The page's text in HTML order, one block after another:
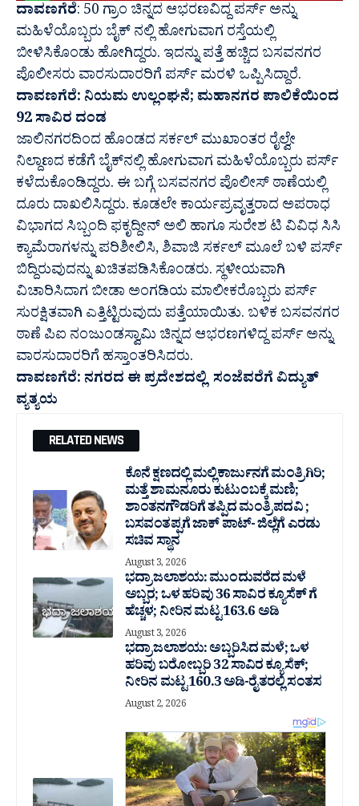
ದಾವಣಗೆರೆ: 50 ಗ್ರಾಂ ಚಿನ್ನದ ಆಭರಣವಿದ್ದ ಪರ್ಸ್ ಅನ್ನು
ಮಹಿಳೆಯೊಬ್ಬರು ಬೈಕ್ ನಲ್ಲಿ ಹೋಗುವಾಗ ರಸ್ತೆಯಲ್ಲಿ
ಬೀಳಿಸಿಕೊಂಡು ಹೋಗಿದ್ದರು.‌ ಇದನ್ನು ಪತ್ತೆ ಹಚ್ಚಿದ ಬಸವನಗರ
ಪೊಲೀಸರು ವಾರಸುದಾರರಿಗೆ ಪರ್ಸ್ ಮರಳಿ ಒಪ್ಪಿಸಿದ್ದಾರೆ.
ದಾವಣಗೆರೆ: ನಿಯಮ ಉಲ್ಲಂಘನೆ; ಮಹಾನಗರ ಪಾಲಿಕೆಯಿಂದ
92 ಸಾವಿರ ದಂಡ
ಜಾಲಿನಗರದಿಂದ ಹೊಂಡದ ಸರ್ಕಲ್ ಮುಖಾಂತರ ರೈಲ್ವೇ
ನಿಲ್ದಾಣದ ಕಡೆಗೆ ಬೈಕ್‌ನಲ್ಲಿ ಹೋಗುವಾಗ ಮಹಿಳೆಯೊಬ್ಬರು ಪರ್ಸ್
ಕಳೆದುಕೊಂಡಿದ್ದರು. ಈ ಬಗ್ಗೆ ಬಸವನಗರ ಪೊಲೀಸ್ ಠಾಣೆಯಲ್ಲಿ
ದೂರು ದಾಖಲಿಸಿದ್ದರು. ಕೂಡಲೇ ಕಾರ್ಯಪ್ರವೃತ್ತರಾದ ಅಪರಾಧ
ವಿಭಾಗದ ಸಿಬ್ಬಂದಿ ಫಕೃದ್ದೀನ್ ಅಲಿ ಹಾಗೂ ಸುರೇಶ ಟಿ ವಿವಿಧ ಸಿಸಿ
ಕ್ಯಾಮೆರಾಗಳನ್ನು ಪರಿಶೀಲಿಸಿ, ಶಿವಾಜಿ ಸರ್ಕಲ್ ಮೂಲೆ ಬಳಿ ಪರ್ಸ್
ಬಿದ್ದಿರುವುದನ್ನು ಖಚಿತಪಡಿಸಿಕೊಂಡರು. ಸ್ಥಳೀಯವಾಗಿ
ವಿಚಾರಿಸಿದಾಗ ಬೀಡಾ ಅಂಗಡಿಯ ಮಾಲೀಕರೊಬ್ಬರು ಪರ್ಸ್
ಸುರಕ್ಷಿತವಾಗಿ ಎತ್ತಿಟ್ಟಿರುವುದು ಪತ್ತೆಯಾಯಿತು. ಬಳಿಕ ಬಸವನಗರ
ಠಾಣೆ ಪಿಐ ನಂಜುಂಡಸ್ವಾಮಿ ಚಿನ್ನದ ಆಭರಣಗಳಿದ್ದ ಪರ್ಸ್ ಅನ್ನು
ವಾರಸುದಾರರಿಗೆ ಹಸ್ತಾಂತರಿಸಿದರು.
ದಾವಣಗೆರೆ: ನಗರದ ಈ ಪ್ರದೇಶದಲ್ಲಿ ಸಂಜೆ‌ವರೆಗೆ ವಿದ್ಯುತ್
ವ್ಯತ್ಯಯ
RELATED NEWS
ಕೊನೆ ಕ್ಷಣದಲ್ಲಿ ಮಲ್ಲಿಕಾರ್ಜುನಗೆ ಮಂತ್ರಿಗಿರಿ;
ಮತ್ತೆ ಶಾಮನೂರು ಕುಟುಂಬಕ್ಕೆ ಮಣಿ;
ಶಾಂತನಗೌಡರಿಗೆ ತಪ್ಪಿದ ಮಂತ್ರಿ ಪದವಿ ;
ಬಸವಂತಪ್ಪಗೆ ಜಾಕ್ ಪಾಟ್- ಜಿಲ್ಲೆಗೆ ಎರಡು
ಸಚಿವ ಸ್ಥಾನ
August 3, 2026
ಭದ್ರಾ ಜಲಾಶಯ: ಮುಂದುವರೆದ ಮಳೆ
ಅಬ್ಬರ; ಒಳ ಹರಿವು 36 ಸಾವಿರ‌ ಕ್ಯೂಸೆಕ್ ಗೆ
ಹೆಚ್ಚಳ; ನೀರಿನ ಮಟ್ಟ 163.6 ಅಡಿ
August 3, 2026
ಭದ್ರಾ ಜಲಾಶಯ: ಅಬ್ಬರಿಸಿದ ಮಳೆ; ಒಳ
ಹರಿವು ಬರೋಬ್ಬರಿ 32 ಸಾವಿರ‌ ಕ್ಯೂಸೆಕ್;
ನೀರಿನ ಮಟ್ಟ 160.3 ಅಡಿ-ರೈತರಲ್ಲಿ ಸಂತಸ
August 2, 2026